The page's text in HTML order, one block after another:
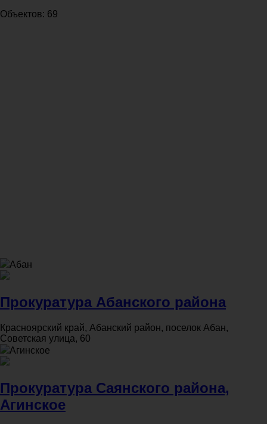
Объектов: 69
Абан
Прокуратура Абанского района
Красноярский край, Абанский район, поселок Абан,
Советская улица, 60
Агинское
Прокуратура Саянского района,
Агинское